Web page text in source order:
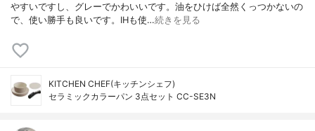
やすいですし、グレーでかわいいです。油をひけば全然くっつかないの
で、使い勝手も良いです。IHも使…続きを見る
KITCHEN CHEF(キッチンシェフ)
セラミックカラーパン 3点セット CC-SE3N